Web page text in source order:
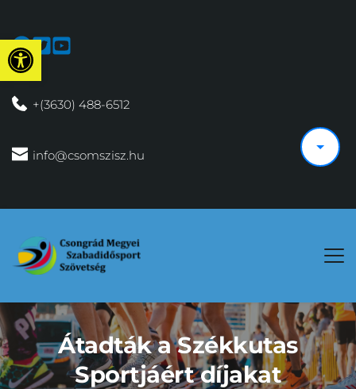
Eszköztár megnyitása
+(3630) 488-6512
info@csomszisz.hu
Átadták a Székkutas
Sportjáért díjakat